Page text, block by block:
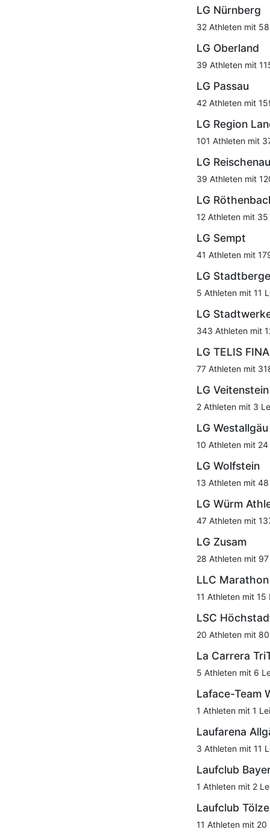
LG Nürnberg
32 Athleten mit
LG Oberland
39 Athleten mit
LG Passau
42 Athleten mit
LG Region
101 Athleten mit
LG
39 Athleten mit
LG
12 Athleten mit
LG Sempt
41 Athleten mit
LG
5 Athleten mit 11
LG
343 Athleten mit
LG TELIS
77 Athleten mit
LG Veitenstein
2 Athleten mit 3
LG Westallgäu
10 Athleten mit
LG Wolfstein
13 Athleten mit
LG Würm
47 Athleten mit
LG Zusam
28 Athleten mit
LLC
11 Athleten mit
LSC
20 Athleten mit
La Carrera
5 Athleten mit 6
Laface-Team
1 Athleten mit 1
Laufarena
3 Athleten mit 11
Laufclub
1 Athleten mit 2
Laufclub
11 Athleten mit